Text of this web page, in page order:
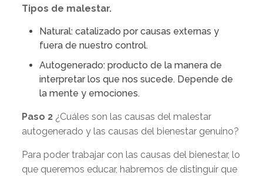
Tipos de malestar.
Natural: catalizado por causas externas y
fuera de nuestro control.
Autogenerado: producto de la manera de
interpretar los que nos sucede. Depende de
la mente y emociones.
Paso 2¿Cuáles son las causas del malestar
autogenerado y las causas del bienestar genuino?
Para poder trabajar con las causas del bienestar, lo
que queremos educar, habremos de distinguir que